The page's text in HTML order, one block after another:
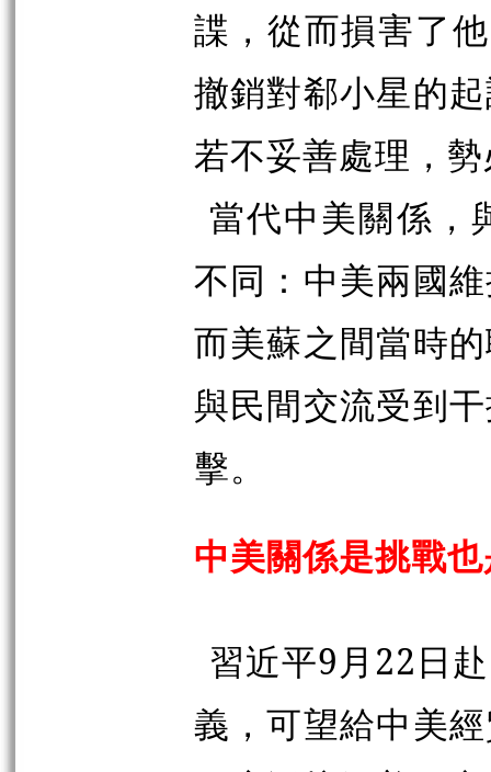
諜，從而損害了
撤銷對郗小星的
若不妥善處理，
當代中美關係，
不同：中美兩國
而美蘇之間當時
與民間交流受到
擊。
中美關係是挑戰
習近平9月22日
義，可望給中美